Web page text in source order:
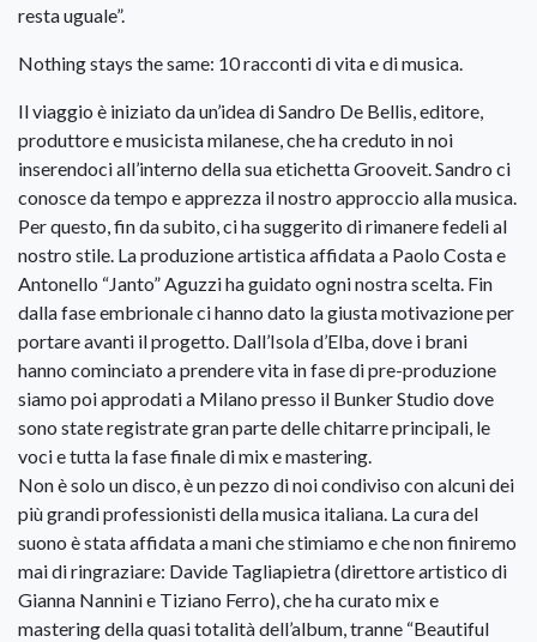
resta uguale”.
Nothing stays the same: 10 racconti di vita e di musica.
Il viaggio è iniziato da un’idea di Sandro De Bellis, editore,
produttore e musicista milanese, che ha creduto in noi
inserendoci all’interno della sua etichetta Grooveit. Sandro ci
conosce da tempo e apprezza il nostro approccio alla musica.
Per questo, fin da subito, ci ha suggerito di rimanere fedeli al
nostro stile. La produzione artistica affidata a Paolo Costa e
Antonello “Janto” Aguzzi ha guidato ogni nostra scelta. Fin
dalla fase embrionale ci hanno dato la giusta motivazione per
portare avanti il progetto. Dall’Isola d’Elba, dove i brani
hanno cominciato a prendere vita in fase di pre-produzione
siamo poi approdati a Milano presso il Bunker Studio dove
sono state registrate gran parte delle chitarre principali, le
voci e tutta la fase finale di mix e mastering.
Non è solo un disco, è un pezzo di noi condiviso con alcuni dei
più grandi professionisti della musica italiana. La cura del
suono è stata affidata a mani che stimiamo e che non finiremo
mai di ringraziare: Davide Tagliapietra (direttore artistico di
Gianna Nannini e Tiziano Ferro), che ha curato mix e
mastering della quasi totalità dell’album, tranne “Beautiful